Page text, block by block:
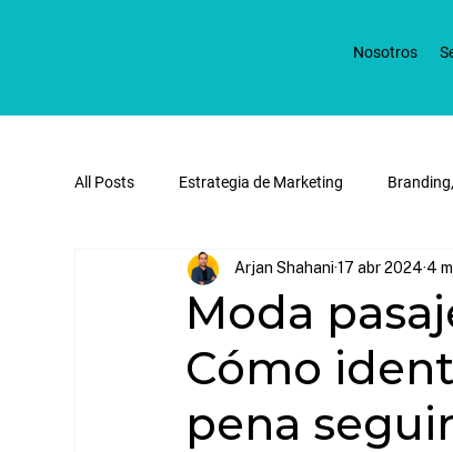
Nosotros
All Posts Estrategia de Marketing
Redes Sociales y Marketing Digital
Moda
Cómo
pena seguir
Arjan Shahani17 abr 2024 4